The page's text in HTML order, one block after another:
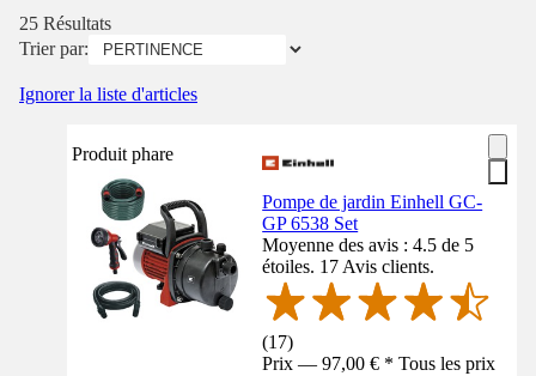
25 Résultats
Trier par:
Ignorer la liste d'articles
Produit phare
Pompe de jardin Einhell GC-
GP 6538 Set
Moyenne des avis : 4.5 de 5
étoiles. 17 Avis clients.
(17)
Prix — 97,00 € * Tous les prix